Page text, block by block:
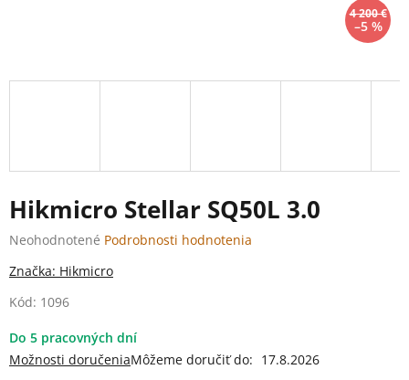
4 200 €
–5 %
Hikmicro Stellar SQ50L 3.0
Kód: 1096
Do 5 pracovných dní
Môžeme doručiť do: 17.8.2026
Možnosti doručenia
Priemerné
produktu
0,0
5
hviezdičiek.
Neohodnotené Podrobnosti hodnotenia
Značka: Hikmicro